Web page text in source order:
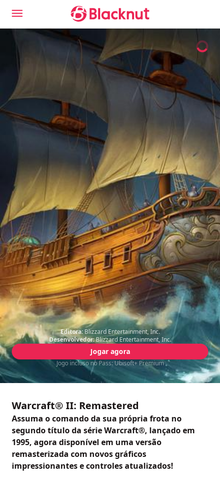
Editora: Blizzard Entertainment, Inc.
Desenvolvedor:Blizzard Entertainment, Inc.
Jogar agora
Jogo incluso no Pass: Ubisoft+ Premium
Warcraft® II: Remastered
Assuma o comando da sua própria frota no
segundo título da série Warcraft®, lançado em
1995, agora disponível em uma versão
remasterizada com novos gráficos
impressionantes e controles atualizados!